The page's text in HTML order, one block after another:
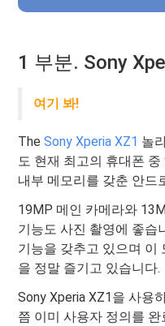
1 부분. Sony
여기 봐!
TheSony Xperia XZ1 놀
도 현재 최고의 휴대폰 중
내부 메모리를 갖춘 안드
19MP 메인 카메라와
기능도 사진 촬영에 좋습
기능을 갖추고 있으며 이
을 정말 즐기고 있습니다.
Sony Xperia XZ1을 사용
쯤 이미 사용자 정의를 완